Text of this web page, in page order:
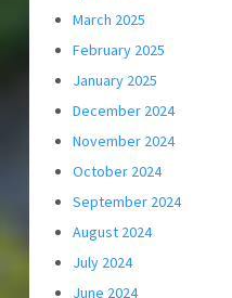
March 2025
February 2025
January 2025
December 2024
November 2024
October 2024
September 2024
August 2024
July 2024
June 2024